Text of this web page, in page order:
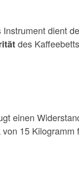
dient
des
einen
15 Kilogramm